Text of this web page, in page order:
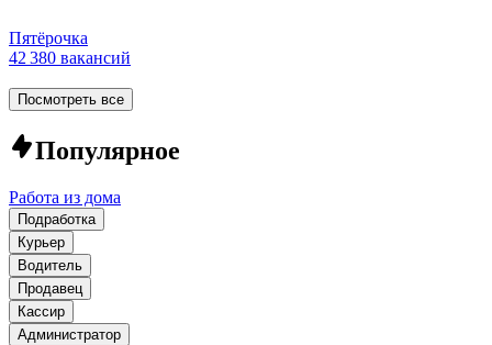
Пятёрочка
42 380 вакансий
Посмотреть все
Популярное
Работа из дома
Подработка
Курьер
Водитель
Продавец
Кассир
Администратор